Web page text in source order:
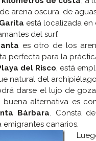
arena oscura, de
está localizada en
del surf.
es otro de los
perfecta para la
del Risco, está
natural del
darse el lujo de
buena alternativa es
Bárbara. Consta
canarios.